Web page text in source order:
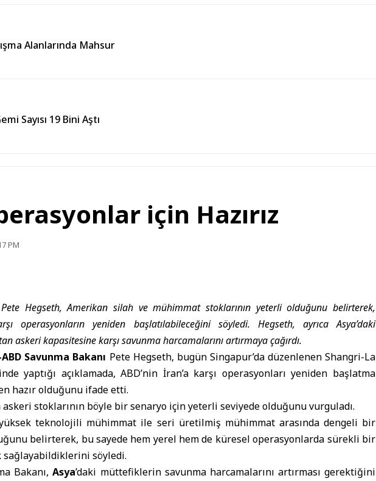
Alanlarında Mahsur
Sayısı 19 Bini Aştı
için Hazırız
PM
Hegseth, Amerikan silah ve mühimmat stoklarının yeterli olduğunu belirterek,
operasyonların yeniden başlatılabileceğini söyledi. Hegseth, ayrıca Asya’daki
askeri kapasitesine karşı savunma harcamalarını artırmaya çağırdı.
ABD Savunma Bakanı Pete Hegseth, bugün Singapur’da düzenlenen Shangri-La
yaptığı açıklamada, ABD’nin İran’a karşı operasyonları yeniden başlatma
hazır olduğunu ifade etti.
stoklarının böyle bir senaryo için yeterli seviyede olduğunu vurguladı.
teknolojili mühimmat ile seri üretilmiş mühimmat arasında dengeli bir
belirterek, bu sayede hem yerel hem de küresel operasyonlarda sürekli bir
sağlayabildiklerini söyledi.
Bakanı,Asya’daki müttefiklerin savunma harcamalarını artırması gerektiğini